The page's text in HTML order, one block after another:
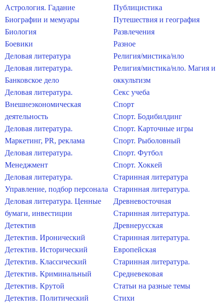
Астрология. Гадание
Биографии и мемуары
Биология
Боевики
Деловая литература
Деловая литература.
Банковское дело
Деловая литература.
Внешнеэкономическая
деятельность
Деловая литература.
Маркетинг, PR, реклама
Деловая литература.
Менеджмент
Деловая литература.
Управление, подбор персонала
Деловая литература. Ценные
бумаги, инвестиции
Детектив
Детектив. Иронический
Детектив. Исторический
Детектив. Классический
Детектив. Криминальный
Детектив. Крутой
Детектив. Политический
Публицистика
Путешествия и география
Развлечения
Разное
Религия/мистика/нло
Религия/мистика/нло. Магия и
оккультизм
Секс учеба
Спорт
Спорт. Бодибилдинг
Спорт. Карточные игры
Спорт. Рыболовный
Спорт. Футбол
Спорт. Хоккей
Старинная литература
Старинная литература.
Древневосточная
Старинная литература.
Древнерусская
Старинная литература.
Европейская
Старинная литература.
Средневековая
Статьи на разные темы
Стихи